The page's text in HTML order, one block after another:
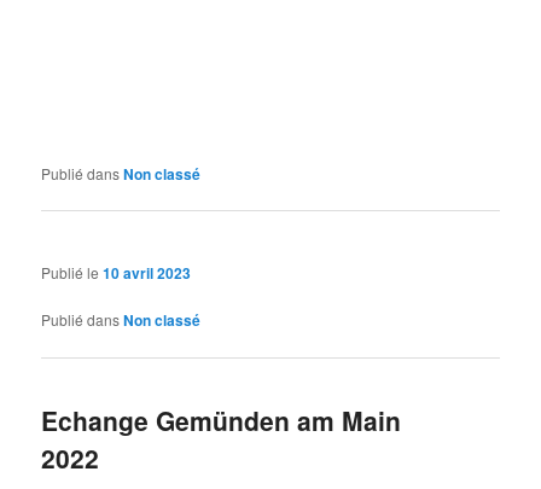
Publié dansNon classé
Publié le10 avril 2023
Publié dansNon classé
Echange Gemünden am Main
2022